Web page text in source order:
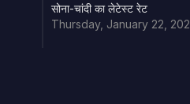
सोना-चांदी का लेटेस्ट रेट
Thursday, January 22,